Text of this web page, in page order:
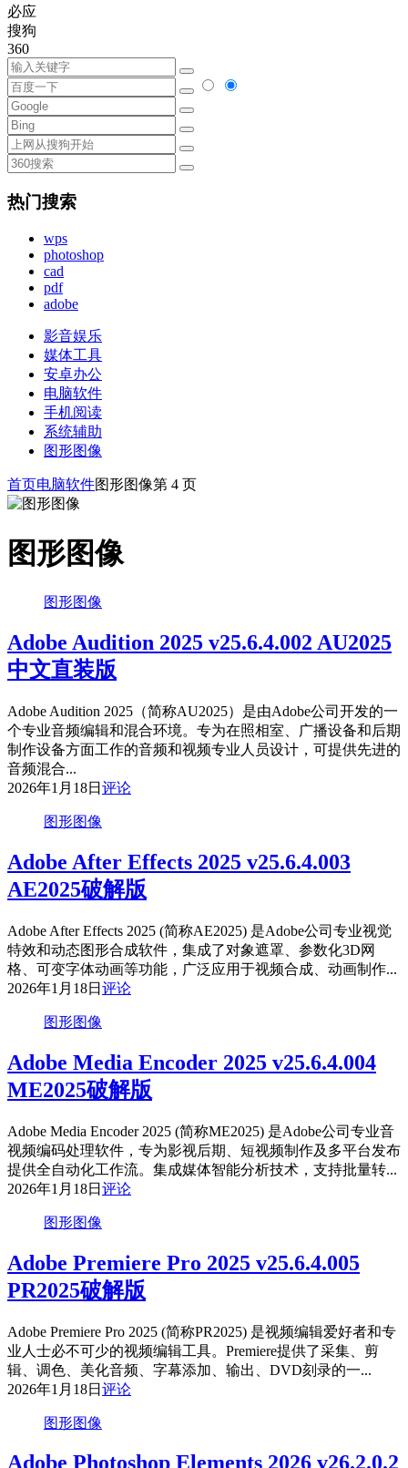
必应
搜狗
360
热门搜索
wps
photoshop
cad
pdf
adobe
影音娱乐
媒体工具
安卓办公
电脑软件
手机阅读
系统辅助
图形图像
首页电脑软件图形图像第 4 页
图形图像
图形图像
Adobe Audition 2025 v25.6.4.002 AU2025
中文直装版
Adobe Audition 2025（简称AU2025）是由Adobe公司开发的一
个专业音频编辑和混合环境。专为在照相室、广播设备和后期
制作设备方面工作的音频和视频专业人员设计，可提供先进的
音频混合...
2026年1月18日 评论
图形图像
Adobe After Effects 2025 v25.6.4.003
AE2025破解版
Adobe After Effects 2025 (简称AE2025) 是Adobe公司专业视觉
特效和动态图形合成软件，集成了对象遮罩、参数化3D网
格、可变字体动画等功能，广泛应用于视频合成、动画制作...
2026年1月18日 评论
图形图像
Adobe Media Encoder 2025 v25.6.4.004
ME2025破解版
Adobe Media Encoder 2025 (简称ME2025) 是Adobe公司专业音
视频编码处理软件，专为影视后期、短视频制作及多平台发布
提供全自动化工作流。集成媒体智能分析技术，支持批量转...
2026年1月18日 评论
图形图像
Adobe Premiere Pro 2025 v25.6.4.005
PR2025破解版
Adobe Premiere Pro 2025 (简称PR2025) 是视频编辑爱好者和专
业人士必不可少的视频编辑工具。Premiere提供了采集、剪
辑、调色、美化音频、字幕添加、输出、DVD刻录的一...
2026年1月18日 评论
图形图像
Adobe Photoshop Elements 2026 v26.2.0.2